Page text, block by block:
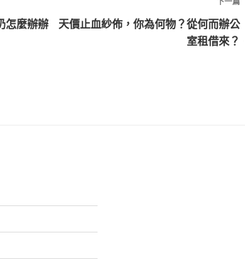
怎麼辦辦
下
一
天價止血紗佈，你為何物？從何而辦公
室租借來？